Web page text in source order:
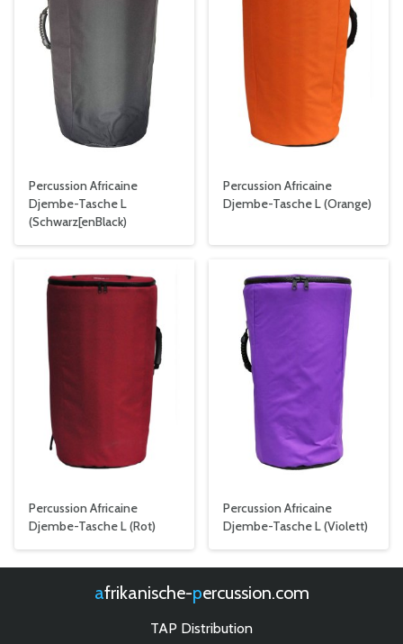
Percussion Africaine
Djembe-Tasche L
(Schwarz[enBlack)
Percussion Africaine
Djembe-Tasche L (Orange)
Percussion Africaine
Djembe-Tasche L (Rot)
Percussion Africaine
Djembe-Tasche L (Violett)
afrikanische- percussion.com
TAP Distribution